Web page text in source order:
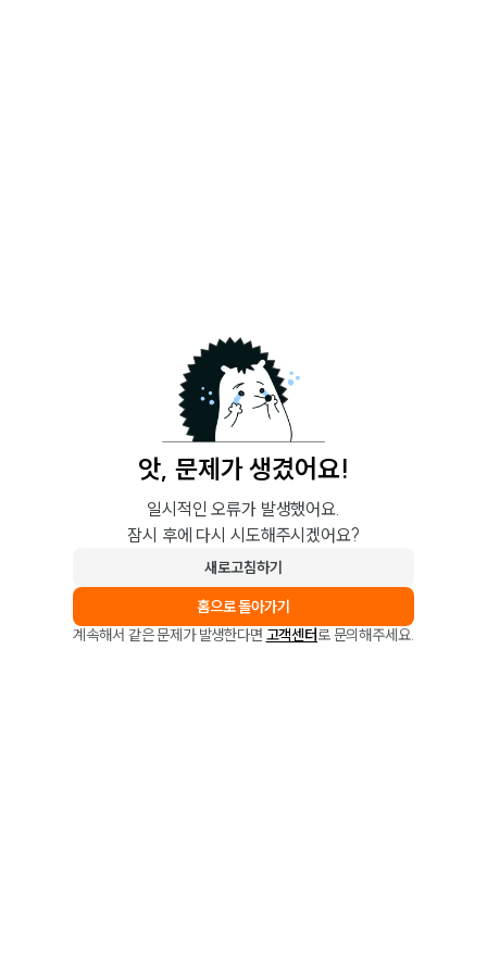
앗, 문제가 생겼어요!
일시적인 오류가 발생했어요.
잠시 후에 다시 시도해주시겠어요?
새로고침하기
홈으로 돌아가기
계속해서 같은 문제가 발생한다면 고객센터로 문의해주세요.